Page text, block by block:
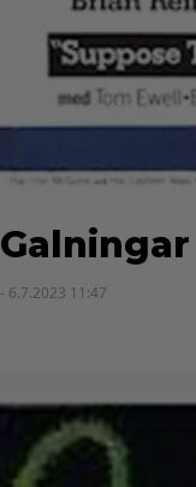
- 6.7.2023 11:47